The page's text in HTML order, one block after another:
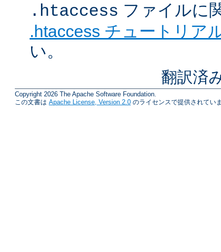
.htaccess ファイルに
.htaccess チュートリア
い。
翻訳済
Copyright 2026 The Apache Software Foundation.
この文書は Apache License, Version 2.0 のライセンスで提供されてい